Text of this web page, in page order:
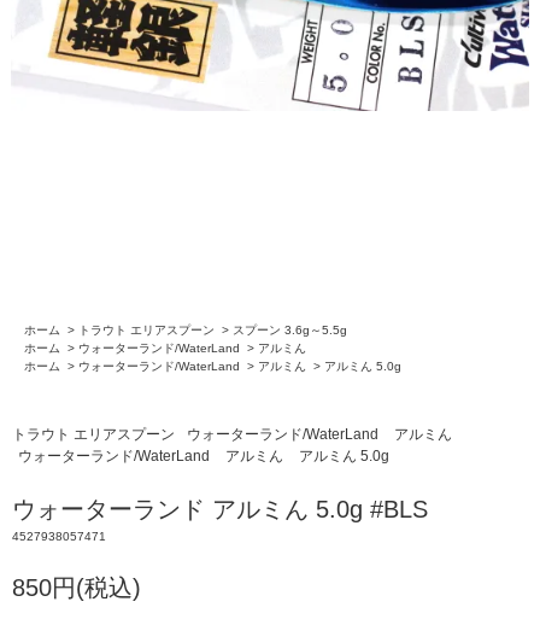
ホーム > トラウト エリアスプーン > スプーン 3.6g～5.5g
ホーム
> ウォーターランド/WaterLand > アルミん
ホーム
> ウォーターランド/WaterLand > アルミん > アルミん 5.0g
トラウト エリアスプーン ウォーターランド/WaterLand
アルミん
ウォーターランド/WaterLand
アルミん アルミん 5.0g
ウォーターランド アルミん 5.0g #BLS
4527938057471
850円(税込)